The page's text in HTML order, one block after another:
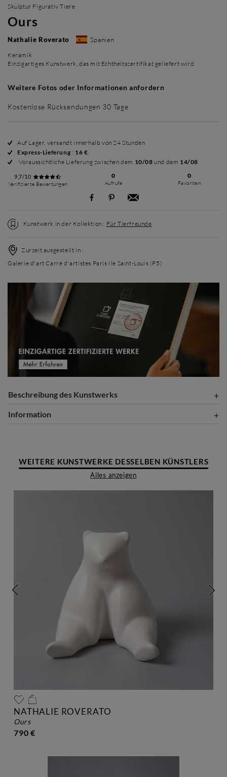
Skulptur Figurativ Tiere
Ours
Nathalie Roverato Spanien
Keramik
Einzigartiges Kunstwerk, das mit Echtheitszertifikat geliefert wird
Weitere Fotos oder Informationen anfordern
Kostenlose Rücksendungen 30 Tage
Auf Lager, versandt innerhalb von 24 Stunden
Express-Lieferung : 16 €.
Voraussichtliche Lieferung zwischen dem 10/08 und dem 14/08
9,7/10
Verifizierte Bewertungen
0
Aufrufe
0
Favoriten
Kunstwerk in der Kollektion : Für Tierfreunde
Zurzeit ausgestellt in :
Galerie d'art Carré d'artistes Paris Ile Saint-Louis (P5)
Beschreibung des Kunstwerks
Information
WEITERE KUNSTWERKE DESSELBEN KÜNSTLERS
Alles anzeigen
NATHALIE ROVERATO
ours
790 €